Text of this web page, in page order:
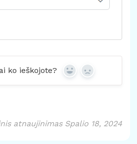
ko ieškojote?
Yes No
atnaujinimas Spalio 18, 2024